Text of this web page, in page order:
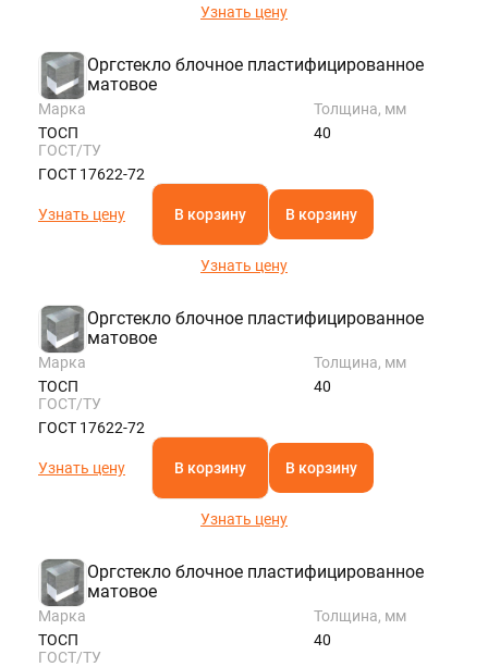
Узнать цену
Оргстекло блочное пластифицированное
матовое
Марка
ТОСП
Толщина, мм
40
ГОСТ/ТУ
ГОСТ 17622-72
Узнать цену В корзину В корзину
Узнать цену
Оргстекло блочное пластифицированное
матовое
Марка
ТОСП
Толщина, мм
40
ГОСТ/ТУ
ГОСТ 17622-72
Узнать цену В корзину В корзину
Узнать цену
Оргстекло блочное пластифицированное
матовое
Марка
ТОСП
Толщина, мм
40
ГОСТ/ТУ